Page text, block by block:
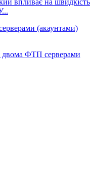
впливає на швидкість
(акаунтами)
двома ФТП серверами